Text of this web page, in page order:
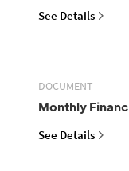
See Details
DOCUMENT
Monthly
See Details